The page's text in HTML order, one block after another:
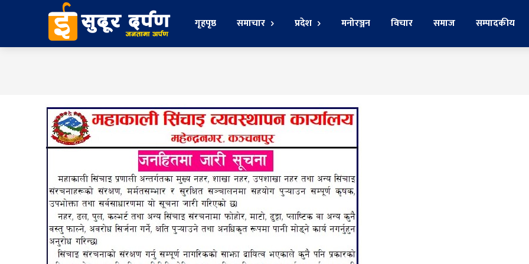
गृहपृष्ठ समाचार प्रदेश मनोरञ्जन विचार समाज सम्पादकीय